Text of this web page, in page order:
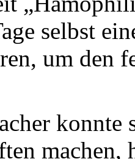
selbst
um den
machen,